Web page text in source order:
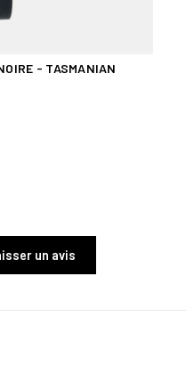
- TASMANIAN
un avis